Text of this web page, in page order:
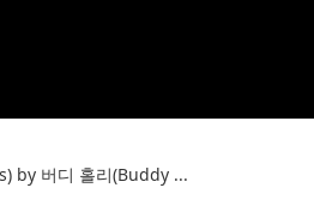
by 버디 홀리(Buddy ...